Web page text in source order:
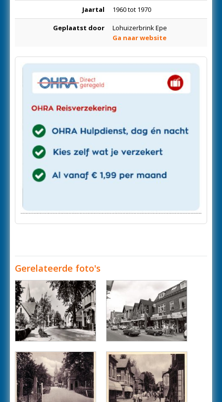
Jaartal 1960 tot 1970
Geplaatst door
Lohuizerbrink Epe
Ga naar website
Gerelateerde foto's